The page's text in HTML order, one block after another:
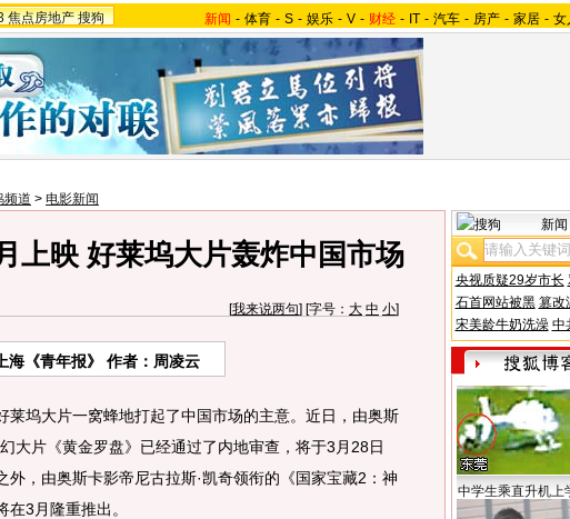
焦点房地产 搜狗 新闻 - 体育 - S - 娱乐 - V - 财经 - IT - 汽车 - 房产 - 家居 - 女
频道 > 电影新闻
上映 好莱坞大片轰炸中国市场
[我来说两句] [字号： 大 中 小]
海《青年报》 作者：周凌云
坞大片一窝蜂地打起了中国市场的主意。近日，由奥斯
大片《黄金罗盘》已经通过了内地审查，将于3月28日
外，由奥斯卡影帝尼古拉斯·凯奇领衔的《国家宝藏2：神
3月隆重推出。
新闻
央视质疑29岁市长
石首网站被黑 篡改
宋美龄牛奶洗澡 中
中学生乘直升机上